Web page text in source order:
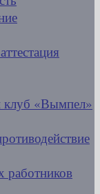
клуб «Вымпел»
работников